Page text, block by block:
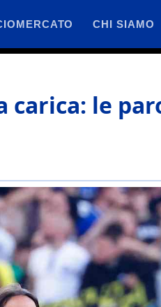
CHI SIAMO
carica: le